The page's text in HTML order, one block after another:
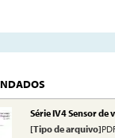
Série IV4 Sensor de
[Tipo de arquivo]